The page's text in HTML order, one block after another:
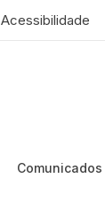
Acessibilidade
Comunicados